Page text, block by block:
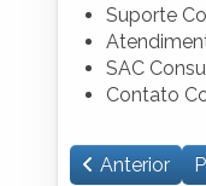
Suporte
SAC
Contato
Anterior